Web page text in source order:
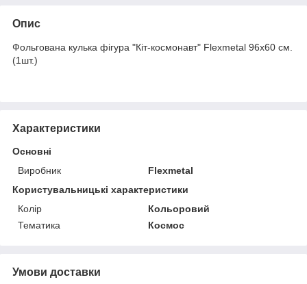
Опис
Фольгована кулька фігура "Кіт-космонавт" Flexmetal 96х60 см.
(1шт.)
Характеристики
Основні
Виробник
Flexmetal
Користувальницькі характеристики
Колір
Кольоровий
Тематика
Космос
Умови доставки